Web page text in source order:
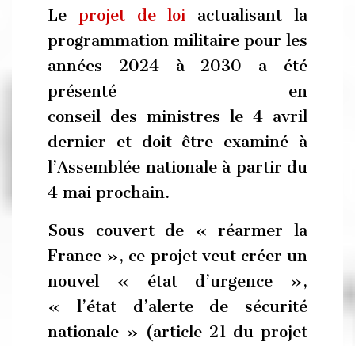
Le projet de loi actualisant la
programmation militaire pour les
années 2024 à 2030 a été
présenté en
conseil des ministres le 4 avril
dernier et doit être examiné à
l’Assemblée nationale à partir du
4 mai prochain.
Sous couvert de « réarmer la
France », ce projet veut créer un
nouvel « état d’urgence »,
« l’état d’alerte de sécurité
nationale » (article 21 du projet